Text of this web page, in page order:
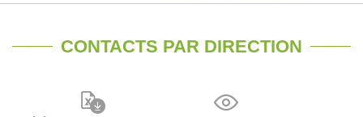
CONTACTS PAR DIRECTION